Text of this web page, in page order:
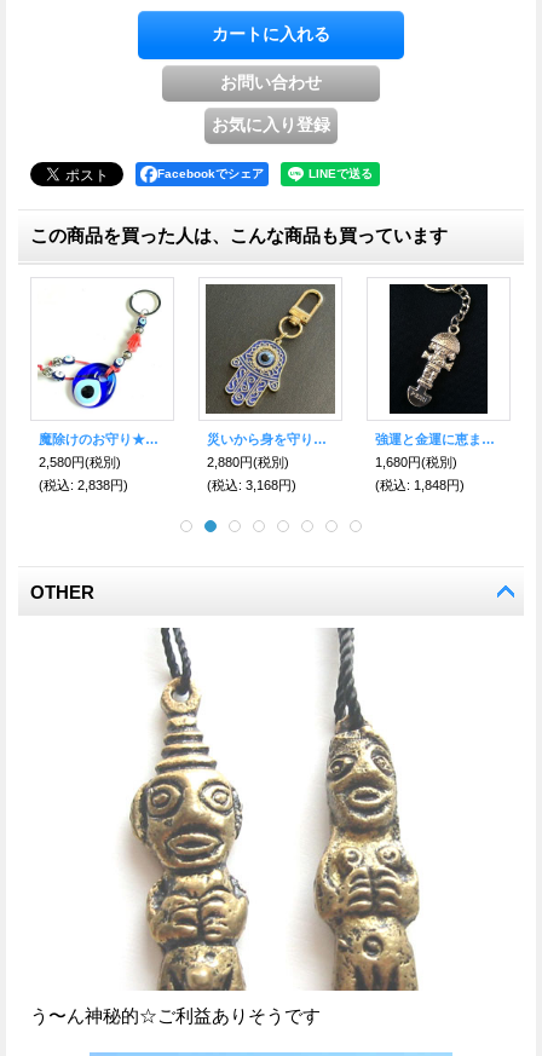
Facebookでシェア
この商品を買った人は、こんな商品も買っています
魔除けのお守り★ナザールボンジュウキーホルダー?Hamusa Red
2,580円(税別)
(税込: 2,838円)
災いから身を守り幸運を引き寄せる ハムサ・ファティマ キーフック Blue
2,880円(税別)
(税込: 3,168円)
強運と金運に恵まれる！ペルーの聖なるナイフ★トゥミ キーリング シルバー
1,680円(税別)
(税込: 1,848円)
OTHER
う〜ん神秘的☆ご利益ありそうです